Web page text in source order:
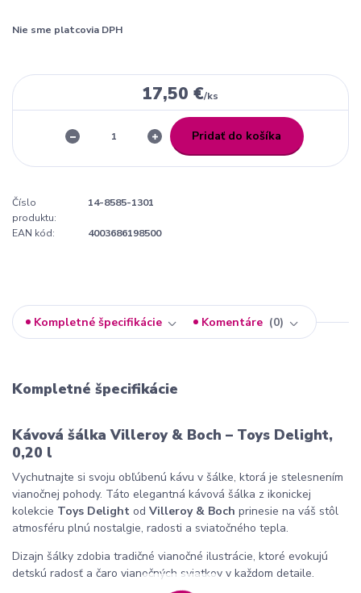
Nie sme platcovia DPH
17,50 €/ks
Pridať do košíka
Číslo
produktu:
14-8585-1301
EAN kód: 4003686198500
Kompletné špecifikácie Komentáre 0
Kompletné špecifikácie
Kávová šálka Villeroy & Boch – Toys Delight,
0,20 l
Vychutnajte si svoju obľúbenú kávu v šálke, ktorá je stelesnením
vianočnej pohody. Táto elegantná kávová šálka z ikonickej
kolekcie Toys Delight od Villeroy & Boch prinesie na váš stôl
atmosféru plnú nostalgie, radosti a sviatočného tepla.
Dizajn šálky zdobia tradičné vianočné ilustrácie, ktoré evokujú
detskú radosť a čaro vianočných sviatkov v každom detaile.